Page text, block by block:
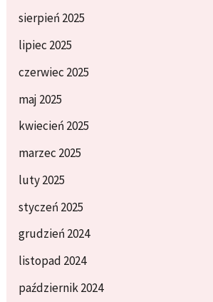
sierpień 2025
lipiec 2025
czerwiec 2025
maj 2025
kwiecień 2025
marzec 2025
luty 2025
styczeń 2025
grudzień 2024
listopad 2024
październik 2024